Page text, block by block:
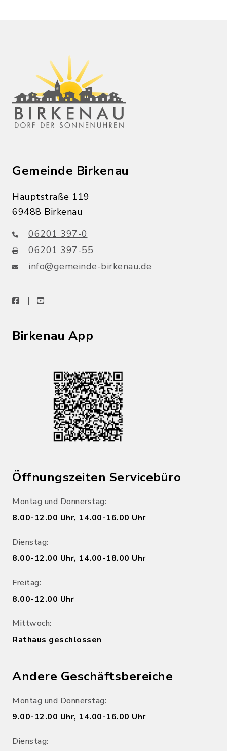
Gemeinde Birkenau
Hauptstraße 119
69488 Birkenau
06201 397-0
06201 397-55
info@gemeinde-birkenau.de
facebookyoutube
Birkenau App
Öffnungszeiten Servicebüro
Montag und Donnerstag:
8.00-12.00 Uhr, 14.00-16.00 Uhr
Dienstag:
8.00-12.00 Uhr, 14.00-18.00 Uhr
Freitag:
8.00-12.00 Uhr
Mittwoch:
Rathaus geschlossen
Andere Geschäftsbereiche
Montag und Donnerstag:
9.00-12.00 Uhr, 14.00-16.00 Uhr
Dienstag: